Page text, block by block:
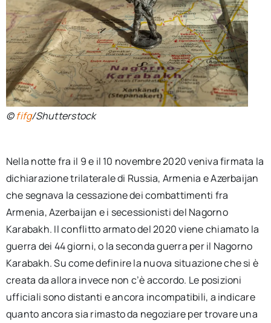
©fifg/Shutterstock
Nella notte fra il 9 e il 10 novembre 2020 veniva firmata la
dichiarazione trilaterale di Russia, Armenia e Azerbaijan
che segnava la cessazione dei combattimenti fra
Armenia, Azerbaijan e i secessionisti del Nagorno
Karabakh. Il conflitto armato del 2020 viene chiamato la
guerra dei 44 giorni, o la seconda guerra per il Nagorno
Karabakh. Su come definire la nuova situazione che si è
creata da allora invece non c’è accordo. Le posizioni
ufficiali sono distanti e ancora incompatibili, a indicare
quanto ancora sia rimasto da negoziare per trovare una